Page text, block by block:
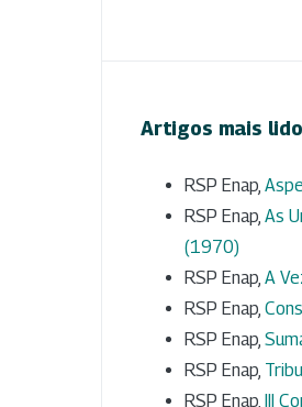
Artigos mais
RSP Enap,
RSP Enap, As
(1970)
RSP Enap, A
RSP Enap,
RSP Enap,
RSP Enap,
RSP Enap, III